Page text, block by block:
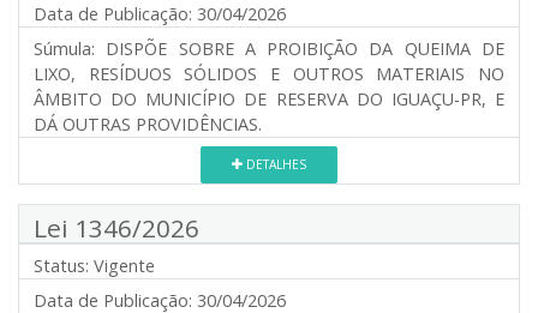
Data de Publicação: 30/04/2026
Súmula: DISPÕE SOBRE A PROIBIÇÃO DA QUEIMA DE
LIXO, RESÍDUOS SÓLIDOS E OUTROS MATERIAIS NO
ÂMBITO DO MUNICÍPIO DE RESERVA DO IGUAÇU-PR, E
DÁ OUTRAS PROVIDÊNCIAS.
DETALHES
Lei 1346/2026
Status: Vigente
Data de Publicação: 30/04/2026